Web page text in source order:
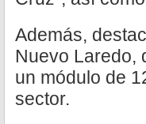
Además,
Nuevo Laredo,
un módulo de
sector.